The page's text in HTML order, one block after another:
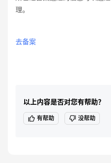
理。
去备案
以上内容是否对您有帮助？
有帮助 没帮助